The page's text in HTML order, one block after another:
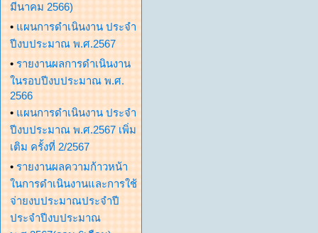
มีนาคม 2566)
• แผนการดำเนินงาน ประจำ
ปีงบประมาณ พ.ศ.2567
• รายงานผลการดำเนินงาน
ในรอบปีงบประมาณ พ.ศ.
2566
• แผนการดำเนินงาน ประจำ
ปีงบประมาณ พ.ศ.2567 เพิ่ม
เติม ครั้งที่ 2/2567
• รายงานผลความก้าวหน้า
ในการดำเนินงานและการใช้
จ่ายงบประมาณประจำปี
ประจำปีงบประมาณ